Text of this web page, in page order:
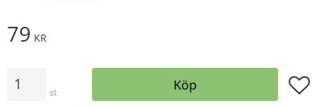
79 KR
st Köp